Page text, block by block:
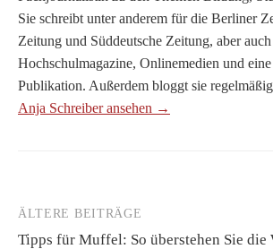
Sie schreibt unter anderem für die Berliner
Zeitung und Süddeutsche Zeitung, aber
Hochschulmagazine, Onlinemedien und
Publikation. Außerdem bloggt sie
Anja Schreiber ansehen →
Beitragsnavigation
ÄLTERE BEITRÄGE
Tipps für Muffel: So überstehen Sie die